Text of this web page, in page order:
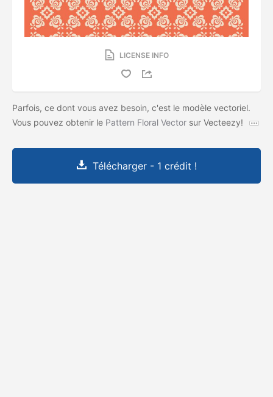
LICENSE INFO
Parfois, ce dont vous avez besoin, c'est le modèle vectoriel.
Vous pouvez obtenir le Pattern Floral Vector sur Vecteezy!
Télécharger - 1 crédit !